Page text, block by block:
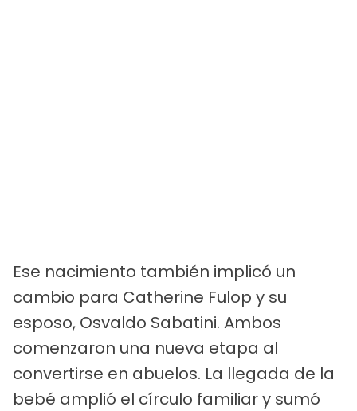
Ese nacimiento también implicó un
cambio para Catherine Fulop y su
esposo, Osvaldo Sabatini. Ambos
comenzaron una nueva etapa al
convertirse en abuelos. La llegada de la
bebé amplió el círculo familiar y sumó